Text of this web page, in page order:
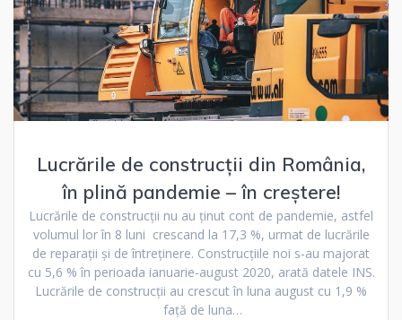
Lucrările de construcții din România,
în plină pandemie – în creștere!
Lucrările de construcții nu au ținut cont de pandemie, astfel
volumul lor în 8 luni crescand la 17,3 %, urmat de lucrările
de reparații și de întreținere. Construcțiile noi s-au majorat
cu 5,6 % în perioada ianuarie-august 2020, arată datele INS.
Lucrările de construcții au crescut în luna august cu 1,9 %
față de luna…